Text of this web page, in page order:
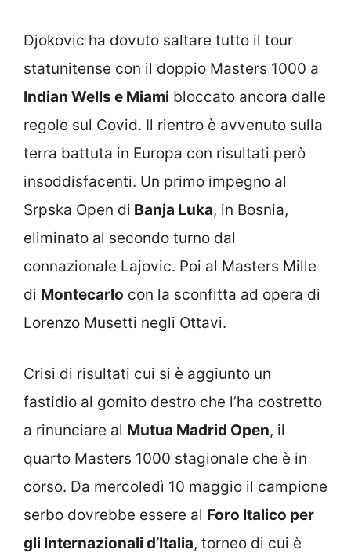
Djokovic ha dovuto saltare tutto il tour
statunitense con il doppio Masters 1000 a
Indian Wells e Miami bloccato ancora dalle
regole sul Covid. Il rientro è avvenuto sulla
terra battuta in Europa con risultati però
insoddisfacenti. Un primo impegno al
Srpska Open di Banja Luka, in Bosnia,
eliminato al secondo turno dal
connazionale Lajovic. Poi al Masters Mille
di Montecarlo con la sconfitta ad opera di
Lorenzo Musetti negli Ottavi.
Crisi di risultati cui si è aggiunto un
fastidio al gomito destro che l’ha costretto
a rinunciare al Mutua Madrid Open, il
quarto Masters 1000 stagionale che è in
corso. Da mercoledì 10 maggio il campione
serbo dovrebbe essere al Foro Italico per
gli Internazionali d’Italia, torneo di cui è